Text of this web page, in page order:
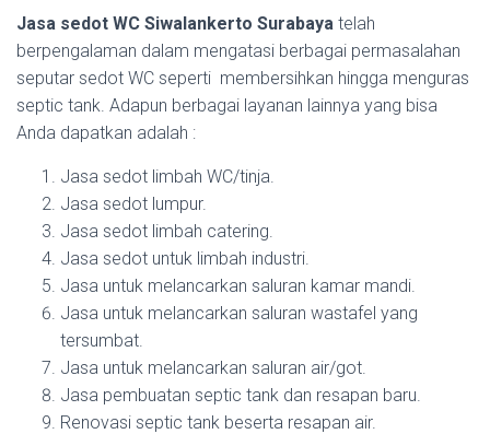
Jasa sedot WC Siwalankerto Surabaya telah
berpengalaman dalam mengatasi berbagai permasalahan
seputar sedot WC seperti membersihkan hingga menguras
septic tank. Adapun berbagai layanan lainnya yang bisa
Anda dapatkan adalah :
Jasa sedot limbah WC/tinja.
Jasa sedot lumpur.
Jasa sedot limbah catering.
Jasa sedot untuk limbah industri.
Jasa untuk melancarkan saluran kamar mandi.
Jasa untuk melancarkan saluran wastafel yang
tersumbat.
Jasa untuk melancarkan saluran air/got.
Jasa pembuatan septic tank dan resapan baru.
Renovasi septic tank beserta resapan air.